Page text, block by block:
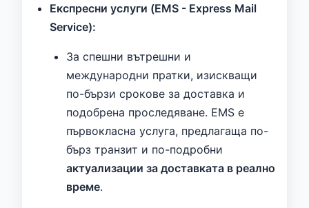
Експресни услуги (EMS - Express Mail
Service):
За спешни вътрешни и
международни пратки, изискващи
по-бързи срокове за доставка и
подобрена проследяване. EMS е
първокласна услуга, предлагаща по-
бърз транзит и по-подробни
актуализации за доставката в реално
време.